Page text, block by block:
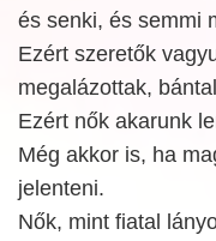
és senki, és semmi
Ezért szeretők
megalázottak,
Ezért nők akarunk
Még akkor is, ha
jelenteni.
Nők, mint fiatal